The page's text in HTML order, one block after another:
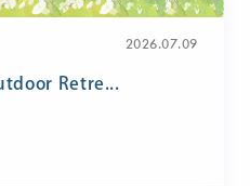
2026.07.09
Retre...